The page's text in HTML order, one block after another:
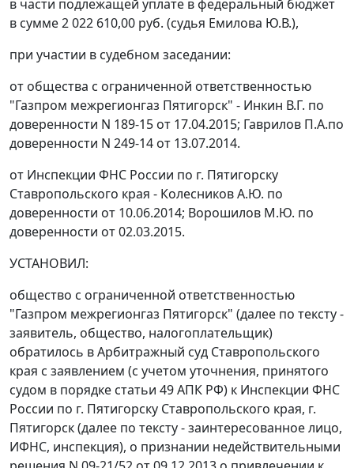
в части подлежащей уплате в федеральный бюджет
в сумме 2 022 610,00 руб. (судья Емилова Ю.В.),
при участии в судебном заседании:
от общества с ограниченной ответственностью
"Газпром межрегионгаз Пятигорск" - Инкин В.Г. по
доверенности N 189-15 от 17.04.2015; Гаврилов П.А.по
доверенности N 249-14 от 13.07.2014.
от Инспекции ФНС России по г. Пятигорску
Ставропольского края - Колесников А.Ю. по
доверенности от 10.06.2014; Ворошилов М.Ю. по
доверенности от 02.03.2015.
УСТАНОВИЛ:
общество с ограниченной ответственностью
"Газпром межрегионгаз Пятигорск" (далее по тексту -
заявитель, общество, налогоплательщик)
обратилось в Арбитражный суд Ставропольского
края с заявлением (с учетом уточнения, принятого
судом в порядке статьи 49АПК РФ) к Инспекции ФНС
России по г. Пятигорску Ставропольского края, г.
Пятигорск (далее по тексту - заинтересованное лицо,
ИФНС, инспекция), о признании недействительными